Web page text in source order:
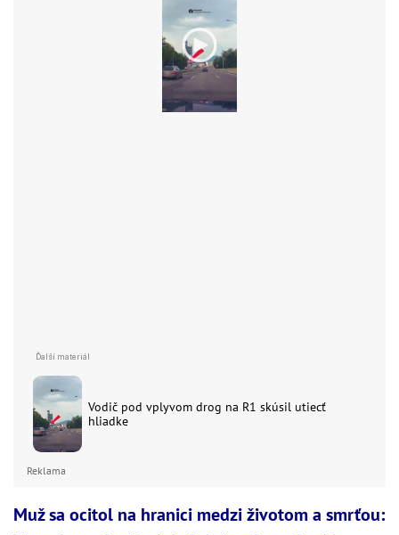
Vodič pod vplyvom drog na R1 skúsil utiecť
hliadke
Reklama
Muž sa ocitol na hranici medzi životom a smrťou: